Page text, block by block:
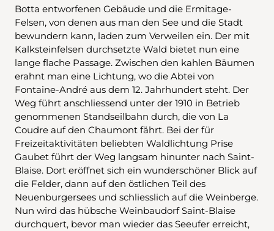
Botta entworfenen Gebäude und die Ermitage-
Felsen, von denen aus man den See und die Stadt
bewundern kann, laden zum Verweilen ein. Der mit
Kalksteinfelsen durchsetzte Wald bietet nun eine
lange flache Passage. Zwischen den kahlen Bäumen
erahnt man eine Lichtung, wo die Abtei von
Fontaine-André aus dem 12. Jahrhundert steht. Der
Weg führt anschliessend unter der 1910 in Betrieb
genommenen Standseilbahn durch, die von La
Coudre auf den Chaumont fährt. Bei der für
Freizeitaktivitäten beliebten Waldlichtung Prise
Gaubet führt der Weg langsam hinunter nach Saint-
Blaise. Dort eröffnet sich ein wunderschöner Blick auf
die Felder, dann auf den östlichen Teil des
Neuenburgersees und schliesslich auf die Weinberge.
Nun wird das hübsche Weinbaudorf Saint-Blaise
durchquert, bevor man wieder das Seeufer erreicht,